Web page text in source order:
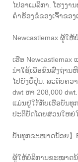
ໄປອາເມລິກາ. ໂຮງງ
ຄໍາຮ້ອງຂໍຂອງເຈົ້າຂອ
Newcastlemax ຜູ້ໃ
ເຮືອ Newcastlemax
ນຳໃຊ້ເພື່ອຂົນສົ່ງຖ່ານ
ໄປຍັງຍີ່ປຸ່ນ. ລະດັບຄວ
dwt ຫາ 208,000
ແມ່ນຢູ່ໃກ້ກັບເຮືອບັນທຸ
ປະຕິບັດໂດຍສ່ວນໃຫຍ່
ບັນທຸກຂະໜາດນ້ອຍ】
ຜູ້ໃຫ້ບໍລິການຂະໜາດ